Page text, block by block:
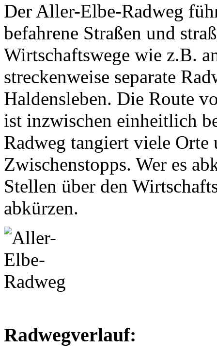
Der Aller-Elbe-Radweg
befahrene Straßen und
Wirtschaftswege wie z.B.
streckenweise separate
Haldensleben. Die Route
ist inzwischen einheitlich
Radweg tangiert viele
Zwischenstopps. Wer es
Stellen über den
abkürzen.
Radwegverlauf: